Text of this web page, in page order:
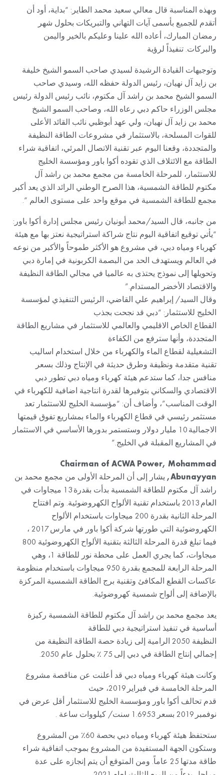
وبهذه المناسبة قال معالي سعيد محمد الطاير: “بداية، أود أن
أتقدم للجميع بأسمى آيات التهاني والتبريكات بحلول شهر
رمضان المبارك، أعاده الله علينا وعليكم بالخير واليمن
والبركات. تنفيذاً لرؤية
وتوجيهات القيادة الرشيدة لسيدي صاحب السمو الشيخ خليفة
بن زايد آل نهيان، رئيس الدولة حفظه الله، وسيدي صاحب
السمو الشيخ محمد بن راشد آل مكتوم، نائب رئيس الدولة رئيس
مجلس الوزراء حاكم دبي رعاه الله، وصاحب السمو الشيخ
محمد بن زايد آل نهيان، ولي عهد أبوظبي نائب القائد الأعلى
للقوات المسلحة، بالاستثمار في مشروعات الطاقة النظيفة
والمتجددة، وقعنا اليوم عبر تقنية الاتصال المرئي، اتفاقية شراء
الطاقة مع الائتلاف الذي تقوده أكوا باور ومؤسسة الخليج
للاستثمار، للمرحلة الخامسة من مجمع محمد بن راشد آل
مكتوم للطاقة الشمسية، هذا الصرح الوطني الرائد الذي يعد أكبر
مجمع للطاقة الشمسية في موقع واحد على مستوى العالم “.
من جانبه، قال السيد/محمد أبونيان رئيس مجلس إدارة أكوا باور:
“يأتي توقيع اتفاقية اليوم نتاج شراكة استراتيجية نعتز بها مع هيئة
كهرباء ومياه دبي، في مشروع هو الأكثر طموحاً والأكبر من نوعه
في العالم ويستهدف الحد من البصمة الكربونية في إمارة دبي
وتحويلها إلى نموذج يحتذى به عالميا في مجالي الطاقة النظيفة
والاقتصاد الأخضر المستدام.”
وقال السيد/ إبراهيم علي القاضي، الرئيس التنفيذي لمؤسسة
الخليج للاستثمار: “دبي قد نجحت بجذب
القطاع الخاص الاقليمي والعالمي للاستثمار في مشاريع الطاقة
المتجددة، وأنها سترفع من الكفاءة
التشغيلية لقطاع الماء والكهرباء من خلال استخدام اساليب
تقنية متقدمة ونظيفة وطرق حديثة في الإنتاج وذلك بسعر
منافس جدا، كما ستدعم هيئة كهرباء ومياه دبي تطور دبي
الاقتصادي والسكاني بتوفيرها لقدرة انتاجية اضافية للكهرباء في
الوقت المناسب”، وأضاف أن: “مؤسسة الخليج للاستثمار تعد
مستثمر رئيسي في قطاع الكهرباء والماء بمشاريع تفوق قيمتها
الاجمالية 10 مليار دولار وستستمر بدورها الأساسي في الاستثمار
في المشاريع المقبلة في الخليج.”
Chairman of ACWA Power, Mohammad
Abunayyan, يشار إلى أن المرحلة الأولى من مجمع محمد بن
راشد آل مكتوم للطاقة الشمسية بدأت بقدرة 13 ميجاوات في
العام 2013 باستخدام تقنية الألواح الكهروضوئية. وتم افتتاح
المرحلة الثانية بقدرة 200 ميجاوات باستخدام الألواح
الكهروضوئية التي طورتها شركة أكوا باور في مارس 2017 ،
فيما تبلغ قدرة المرحلة الثالثة بتقنية الألواح الكهروضوئية 800
ميجاوات، كما يجري العمل على محطة نور للطاقة 1، وهي
المرحلة الرابعة للمجمع بقدرة 950 ميجاوات باستخدام منظومة
عاكسات القطع المكافئ وتقنية برج الطاقة الشمسية المركزة
بالإضافة إلى ألواح شمسية كهروضوئية.
يعد مجمع محمد بن راشد آل مكتوم للطاقة الشمسية ركيزة
أساسية في تنفيذ استراتيجية دبي للطاقة
النظيفة 2050 الرامية إلى زيادة حصة الطاقة النظيفة من
إجمالي إنتاج الطاقة في دبي إلى 75 ٪ بحلول عام 2050.
وكانت هيئة كهرباء ومياه دبي قد أعلنت عن مناقصة مشروع
المرحلة الخامسة في فبراير 2019، حيث
قدم تحالف أكوا باور ومؤسسة الخليج للاستثمار أقل عرض في
نوفمبر 2019 بسعر 1.6953 سنت/ كيلووات ساعة .
ستحتفظ هيئة كهرباء ومياه دبي بحصة 60٪ من المشروع
وستكون الجهة المستفيدة من المشروع بموجب اتفاقية شراء
طاقة مدتها 25 عاماً. ومن المتوقع أن يتم إنجازه على عدة